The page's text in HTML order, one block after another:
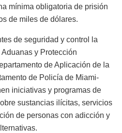
mínima obligatoria de prisión
de miles de dólares.
de seguridad y control la
y Protección
de Aplicación de la
de Policía de Miami-
iniciativas y programas de
sustancias ilícitas, servicios
de personas con adicción y